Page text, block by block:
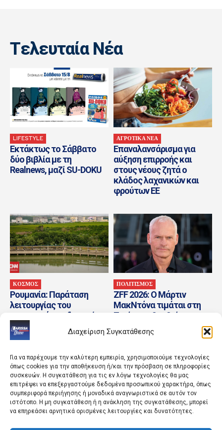
Διαχείριση Συγκατάθεσης
Για να παρέχουμε την καλύτερη εμπειρία, χρησιμοποιούμε τεχνολογίες
όπως cookies για την αποθήκευση ή/και την πρόσβαση σε πληροφορίες
συσκευών. Η συγκατάθεση για τις εν λόγω τεχνολογίες θα μας
επιτρέψει να επεξεργαστούμε δεδομένα προσωπικού χαρακτήρα, όπως
συμπεριφορά περιήγησης ή μοναδικά αναγνωριστικά σε αυτόν τον
ιστότοπο. Η μη συγκατάθεση ή η ανάκληση της συγκατάθεσης, μπορεί
να επηρεάσει αρνητικά ορισμένες λειτουργίες και δυνατότητες.
Tελευταία Nέα
LIFESTYLE
Εκτάκτως το Σάββατο
δύο βιβλία με τη
Realnews, μαζί SU-DOKU
ΑΓΡΟΤΙΚΑ ΝΕΑ
Επαναλανσάρισμα για
αύξηση επιρροής και
στους νέους ζητά ο
κλάδος λαχανικών και
φρούτων ΕΕ
ΚΟΣΜΟΣ
Ρουμανία: Παράταση
λειτουργίας του
πυρηνικού αντιδραστήρα
Τσερναβόντα μετά την
εκτροπή του Δούναβη
ΠΟΛΙΤΙΣΜΟΣ
ZFF 2026: Ο Μάρτιν
ΜακΝτόνα τιμάται στη
Ζυρίχη με βραβείο για τη
συνολική προσφορά...